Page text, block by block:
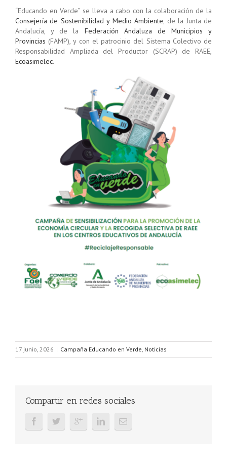
“Educando en Verde” se lleva a cabo con la colaboración de la
Consejería de Sostenibilidad y Medio Ambiente, de la Junta de
Andalucía, y de la Federación Andaluza de Municipios y
Provincias (FAMP), y con el patrocinio del Sistema Colectivo de
Responsabilidad Ampliada del Productor (SCRAP) de RAEE,
Ecoasimelec.
17 junio, 2026 | Campaña Educando en Verde, Noticias
Compartir en redes sociales